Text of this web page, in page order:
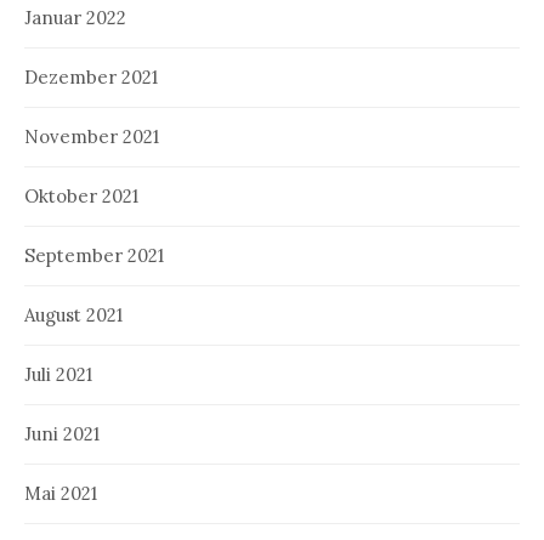
Januar 2022
Dezember 2021
November 2021
Oktober 2021
September 2021
August 2021
Juli 2021
Juni 2021
Mai 2021